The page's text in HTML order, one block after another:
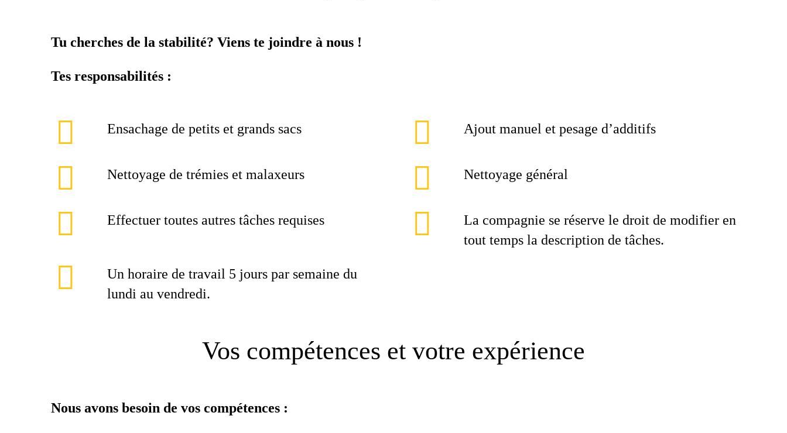
Tu cherches de la stabilité? Viens te joindre à nous !
Tes responsabilités :
Ensachage de petits et grands sacs Ajout manuel et pesage d’additifs
Nettoyage de trémies et malaxeurs Nettoyage général
Effectuer toutes autres tâches requises
La compagnie se réserve le droit de modifier en
tout temps la description de tâches.
Un horaire de travail 5 jours par semaine du
lundi au vendredi.
Vos compétences et votre expérience
Nous avons besoin de vos compétences :